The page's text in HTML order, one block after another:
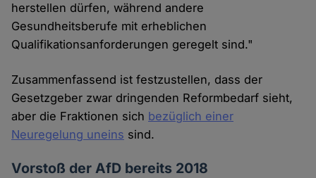
herstellen dürfen, während andere
Gesundheitsberufe mit erheblichen
Qualifikationsanforderungen geregelt sind."
Zusammenfassend ist festzustellen, dass der
Gesetzgeber zwar dringenden Reformbedarf sieht,
aber die Fraktionen sich bezüglich einer
Neuregelung uneins sind.
Vorstoß der AfD bereits 2018